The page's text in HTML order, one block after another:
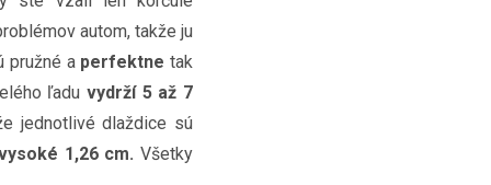
autom, takže ju
pružné a perfektne tak
ľadu vydrží 5 až 7
jednotlivé dlaždice sú
1,26 cm. Všetky